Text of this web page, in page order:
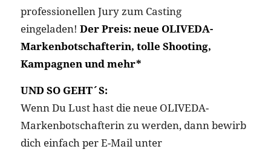
professionellen Jury zum Casting
eingeladen! Der Preis: neue OLIVEDA-
Markenbotschafterin, tolle Shooting,
Kampagnen und mehr*
UND SO GEHT´S:
Wenn Du Lust hast die neue OLIVEDA-
Markenbotschafterin zu werden, dann bewirb
dich einfach per E-Mail unter